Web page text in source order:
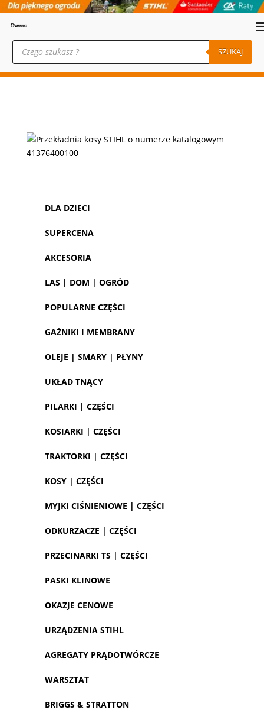
Wyszukiwarka
produktów SZUKAJ
DLA DZIECI
SUPERCENA
AKCESORIA
LAS | DOM | OGRÓD
POPULARNE CZĘŚCI
GAŹNIKI I MEMBRANY
OLEJE | SMARY | PŁYNY
UKŁAD TNĄCY
PILARKI | CZĘŚCI
KOSIARKI | CZĘŚCI
TRAKTORKI | CZĘŚCI
KOSY | CZĘŚCI
MYJKI CIŚNIENIOWE | CZĘŚCI
ODKURZACZE | CZĘŚCI
PRZECINARKI TS | CZĘŚCI
PASKI KLINOWE
OKAZJE CENOWE
URZĄDZENIA STIHL
AGREGATY PRĄDOTWÓRCZE
WARSZTAT
BRIGGS & STRATTON